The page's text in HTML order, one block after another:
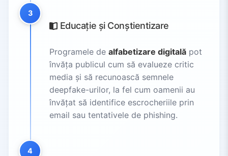
3
Educație și Conștientizare
Programele de alfabetizare digitală pot
învăța publicul cum să evalueze critic
media și să recunoască semnele
deepfake-urilor, la fel cum oamenii au
învățat să identifice escrocheriile prin
email sau tentativele de phishing.
4